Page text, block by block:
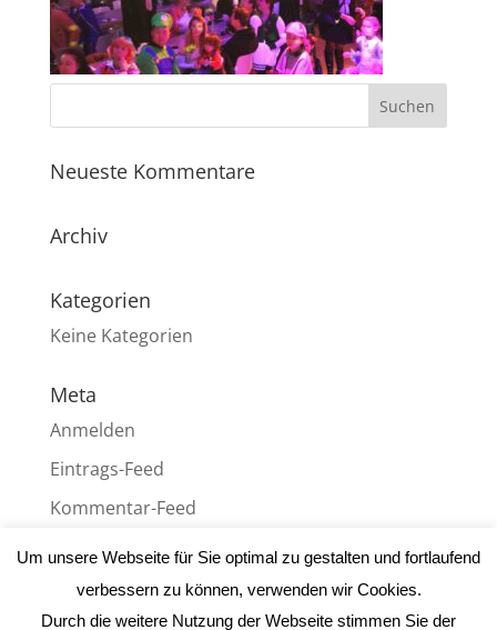
Neueste Kommentare
Archiv
Kategorien
Keine Kategorien
Meta
Anmelden
Eintrags-Feed
Kommentar-Feed
WordPress.org
Um unsere Webseite für Sie optimal zu gestalten und fortlaufend
verbessern zu können, verwenden wir Cookies.
Durch die weitere Nutzung der Webseite stimmen Sie der